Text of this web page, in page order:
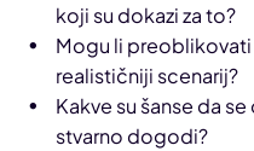
koji su dokazi za to?
Mogu li
realističniji scenarij?
Kakve su šanse da
stvarno dogodi?